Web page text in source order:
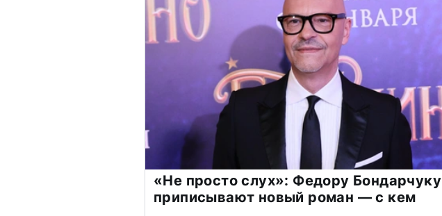
«Не просто слух»: Федору Бондарчуку
приписывают новый роман — с кем